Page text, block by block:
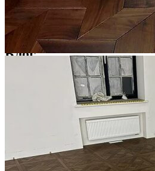
Услуги по реставрации паркета
1 500 ₽
Блог
Интересные статьи о паркете Coswick
ВИДЕО-ИНСТРУКЦИЯ:
покрытые маслом и твердым
ремонта и восстановления
Читать полностью
02.02.2026